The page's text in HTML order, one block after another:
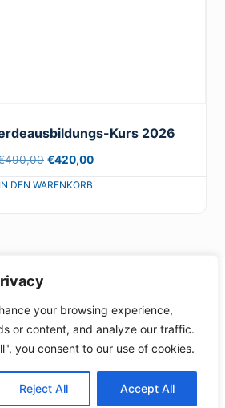
your browsing experience,
or content, and analyze our traffic.
you consent to our use of cookies.
Reject All Accept All
Kurs 2026
490,00 Ursprünglicher
Preis
€420,00Aktueller
Preis
-
www.tiereakademie.de
Die Tiere-Akademie